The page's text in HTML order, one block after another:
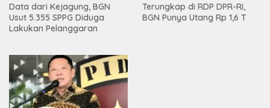
Data dari Kejagung, BGN
Usut 5.355 SPPG Diduga
Lakukan Pelanggaran
Terungkap di RDP DPR-RI,
BGN Punya Utang Rp 1,6 T